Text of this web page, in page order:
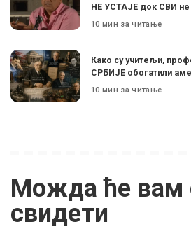
НЕ УСТАЈЕ док СВИ
10 мин за читање
Како су учитељи,
СРБИЈЕ обогатили
10 мин за читање
Можда ће вам
свидети